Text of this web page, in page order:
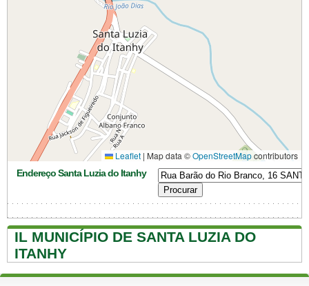
Leaflet | Map data ©OpenStreetMapcontributors
Endereço Santa Luzia do Itanhy
IL MUNICÍPIO DE SANTA LUZIA DO
ITANHY